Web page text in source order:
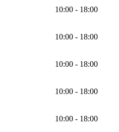
10:00 - 18:00
10:00 - 18:00
10:00 - 18:00
10:00 - 18:00
10:00 - 18:00